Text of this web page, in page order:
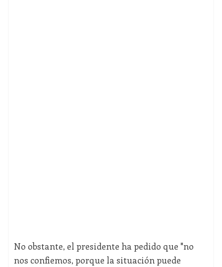
No obstante, el presidente ha pedido que "no
nos confiemos, porque la situación puede